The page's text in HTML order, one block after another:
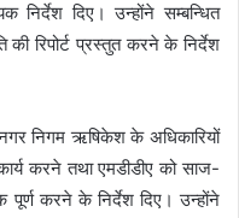
दिए। उन्होंने सम्बन्धित
की रिपोर्ट प्रस्तुत करने के निर्देश
निगम ऋषिकेश के अधिकारियों
करने तथा एमडीडीए को साज-
करने के निर्देश दिए। उन्होंने